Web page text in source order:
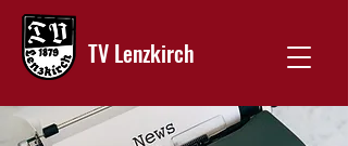
TV Lenzkirch